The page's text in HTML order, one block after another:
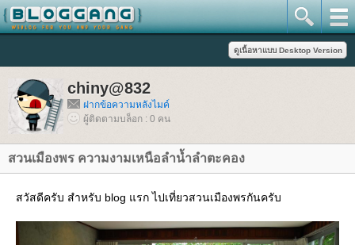
chiny@832
ฝากข้อความหลังไมค์
ผู้ติดตามบล็อก : 0 คน
สวนเมืองพร ความงามเหนือลำน้ำลำตะคอง
สวัสดีครับ สำหรับ blog แรก ไปเที่ยวสวนเมืองพรกันครับ